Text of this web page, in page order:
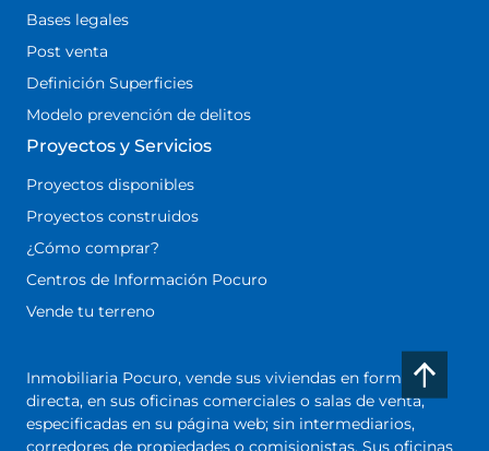
Bases legales
Post venta
Definición Superficies
Modelo prevención de delitos
Proyectos y Servicios
Proyectos disponibles
Proyectos construidos
¿Cómo comprar?
Centros de Información Pocuro
Vende tu terreno
Inmobiliaria Pocuro, vende sus viviendas en forma
directa, en sus oficinas comerciales o salas de venta,
especificadas en su página web; sin intermediarios,
corredores de propiedades o comisionistas. Sus oficinas